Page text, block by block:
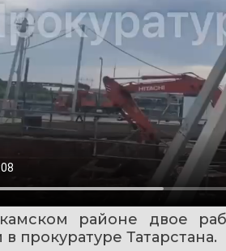
районе двое
прокуратуре Татарстана.